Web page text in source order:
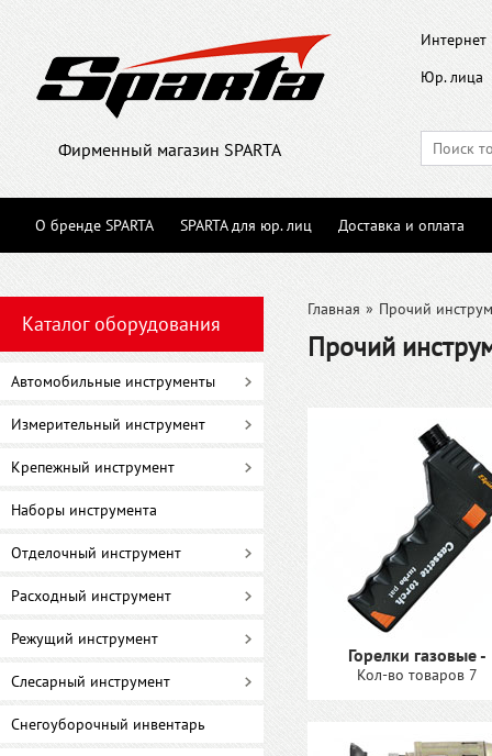
Фирменный магазин SPARTA
Интернет
Юр. лица
О бренде SPARTA SPARTA для юр. лиц Доставка и оплата
Каталог оборудования
Автомобильные инструменты
Измерительный инструмент
Крепежный инструмент
Наборы инструмента
Отделочный инструмент
Расходный инструмент
Режущий инструмент
Слесарный инструмент
Снегоуборочный инвентарь
Главная » Прочий
Прочий
Горелки газовые -
Кол-во товаров 7